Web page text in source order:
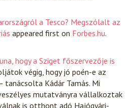
a Tesco? Megszólalt az
appeared first on Forbes.hu.
hogy a Sziget főszervezője is
végig, hogy jó poén-e az
Kádár Tamás. Mi
mutatványra vállalkoztak
is otthont adó Hajógyári-